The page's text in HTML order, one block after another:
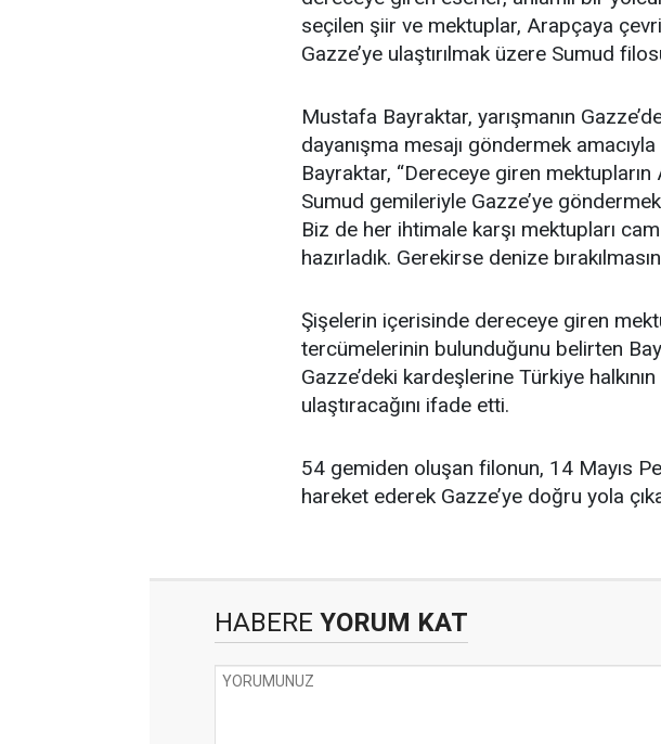
seçilen şiir ve mektuplar, Arapçaya
Gazze’ye ulaştırılmak üzere Sumud
Mustafa Bayraktar, yarışmanın
dayanışma mesajı göndermek
Bayraktar, “Dereceye giren
Sumud gemileriyle Gazze’ye
Biz de her ihtimale karşı mektupları
hazırladık. Gerekirse denize
Şişelerin içerisinde dereceye giren
tercümelerinin bulunduğunu belirten
Gazze’deki kardeşlerine Türkiye
ulaştıracağını ifade etti.
54 gemiden oluşan filonun, 14 Mayıs
hareket ederek Gazze’ye doğru yola
HABERE YORUM KAT